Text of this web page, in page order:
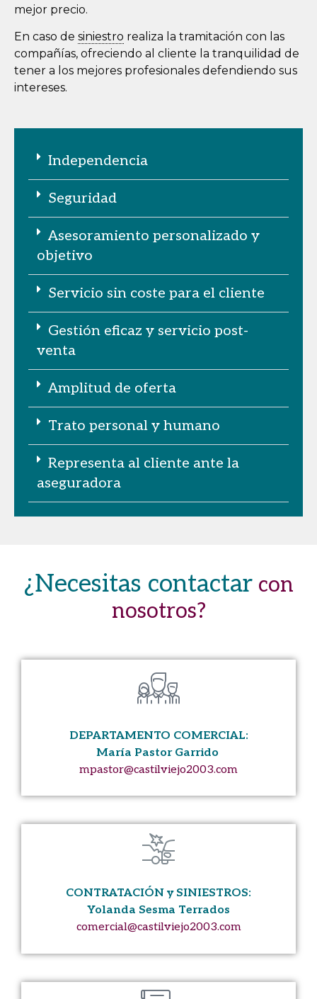
mejor precio.
En caso de siniestro realiza la tramitación con las
compañías, ofreciendo al cliente la tranquilidad de
tener a los mejores profesionales defendiendo sus
intereses.
Independencia
Seguridad
Asesoramiento personalizado y
objetivo
Servicio sin coste para el cliente
Gestión eficaz y servicio post-
venta
Amplitud de oferta
Trato personal y humano
Representa al cliente ante la
aseguradora
¿Necesitas contactarcon
nosotros?
DEPARTAMENTO COMERCIAL:
María Pastor Garrido
mpastor@castilviejo2003.com
CONTRATACIÓN y SINIESTROS:
Yolanda Sesma Terrados
comercial@castilviejo2003.com